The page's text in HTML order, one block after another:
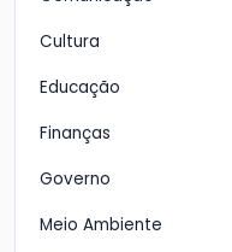
Cultura
Educação
Finanças
Governo
Meio Ambiente